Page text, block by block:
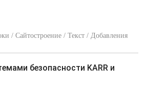
/ Сайтостроение / Текст / Добавления